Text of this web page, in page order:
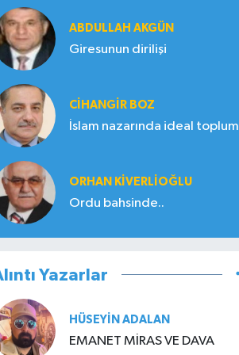
ABDULLAH AKGÜN
Giresunun dirilişi
CIHANGIR BOZ
İslam nazarında ideal toplum
ORHAN KIVERLIOĞLU
Ordu bahsinde..
Yazarlar
HÜSEYIN ADALAN
EMANET MİRAS VE DAVA